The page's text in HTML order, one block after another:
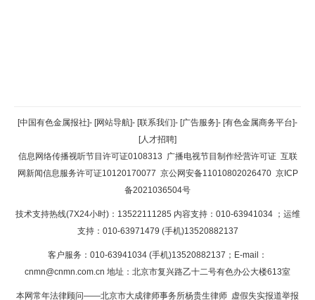
返回顶部
返回首页
[中国有色金属报社]- [网站导航]- [联系我们]- [广告服务]- [有色金属商务平台]-
[人才招聘]
信息网络传播视听节目许可证0108313 广播电视节目制作经营许可证 互联
网新闻信息服务许可证10120170077 京公网安备11010802026470 京ICP
备2021036504号
技术支持热线(7X24小时)：13522111285 内容支持：010-63941034 ；运维
支持：010-63971479 (手机)13520882137
客户服务：010-63941034 (手机)13520882137；E-mail：
cnmn@cnmn.com.cn 地址：北京市复兴路乙十二号有色办公大楼613室
本网常年法律顾问——北京市大成律师事务所杨贵生律师 虚假失实报道举报